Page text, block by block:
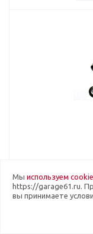
Трос
Трос
Мы используем
https://garage61.ru.
вы принимаете